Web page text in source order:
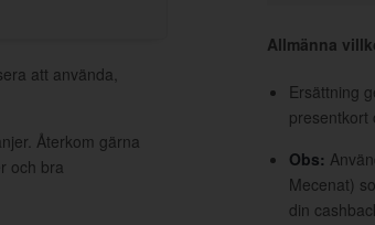
att använda,
Återkom gärna
och bra
Allmänna
Ersättning
presentkort
Obs:
Mecenat)
din